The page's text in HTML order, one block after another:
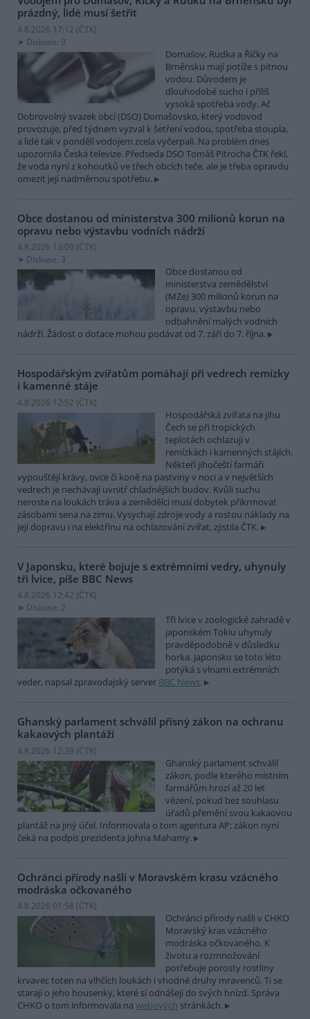
prázdný, lidé musí šetřit
4.8.2026 17:12 (ČTK)
Diskuse: 9
Domašov, Rudka a Říčky na
Brněnsku mají potíže s pitnou
vodou. Důvodem je
dlouhodobé sucho i příliš
vysoká spotřeba vody. Ač
Dobrovolný svazek obcí (DSO) Domašovsko, který vodovod
provozuje, před týdnem vyzval k šetření vodou, spotřeba stoupla,
a lidé tak v pondělí vodojem zcela vyčerpali. Na problém dnes
upozornila Česká televize. Předseda DSO Tomáš Pitrocha ČTK řekl,
že voda nyní z kohoutků ve třech obcích teče, ale je třeba opravdu
omezit její nadměrnou spotřebu.
Obce dostanou od ministerstva 300 milionů korun na
opravu nebo výstavbu vodních nádrží
4.8.2026 13:09 (ČTK)
Diskuse: 3
Obce dostanou od
ministerstva zemědělství
(MZe) 300 milionů korun na
opravu, výstavbu nebo
odbahnění malých vodních
nádrží. Žádost o dotace mohou podávat od 7. září do 7. října.
Hospodářským zvířatům pomáhají při vedrech remízky
i kamenné stáje
4.8.2026 12:52 (ČTK)
Hospodářská zvířata na jihu
Čech se při tropických
teplotách ochlazují v
remízkách i kamenných stájích.
Někteří jihočeští farmáři
vypouštějí krávy, ovce či koně na pastviny v noci a v největších
vedrech je nechávají uvnitř chladnějších budov. Kvůli suchu
neroste na loukách tráva a zemědělci musí dobytek přikrmovat
zásobami sena na zimu. Vysychají zdroje vody a rostou náklady na
její dopravu i na elektřinu na ochlazování zvířat, zjistila ČTK.
V Japonsku, které bojuje s extrémními vedry, uhynuly
tři lvice, píše BBC News
4.8.2026 12:42 (ČTK)
Diskuse: 2
Tři lvice v zoologické zahradě v
japonském Tokiu uhynuly
pravděpodobně v důsledku
horka. Japonsko se toto léto
potýká s vlnami extrémních
veder, napsal zpravodajský server BBC News.
Ghanský parlament schválil přísný zákon na ochranu
kakaových plantáží
4.8.2026 12:39 (ČTK)
Ghanský parlament schválil
zákon, podle kterého místním
farmářům hrozí až 20 let
vězení, pokud bez souhlasu
úřadů přemění svou kakaovou
plantáž na jiný účel. Informovala o tom agentura AP; zákon nyní
čeká na podpis prezidenta Johna Mahamy.
Ochránci přírody našli v Moravském krasu vzácného
modráska očkovaného
4.8.2026 01:58 (ČTK)
Ochránci přírody našli v CHKO
Moravský kras vzácného
modráska očkovaného. K
životu a rozmnožování
potřebuje porosty rostliny
krvavec toten na vlhčích loukách i vhodné druhy mravenců. Ti se
starají o jeho housenky, které si odnášejí do svých hnízd. Správa
CHKO o tom informovala na webových stránkách.